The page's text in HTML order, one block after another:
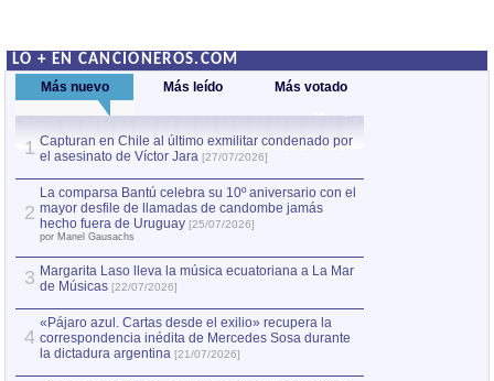
LO + EN CANCIONEROS.COM
Más nuevo Más leído Más votado
1 Capturan en Chile al último exmilitar condenado por
el asesinato de Víctor Jara [27/07/2026]
2
La comparsa Bantú celebra su 10º aniversario con el
mayor desfile de llamadas de candombe jamás
hecho fuera de Uruguay [25/07/2026]
por Manel Gausachs
3 Margarita Laso lleva la música ecuatoriana a La Mar
de Músicas [22/07/2026]
4
«Pájaro azul. Cartas desde el exilio» recupera la
correspondencia inédita de Mercedes Sosa durante
la dictadura argentina [21/07/2026]